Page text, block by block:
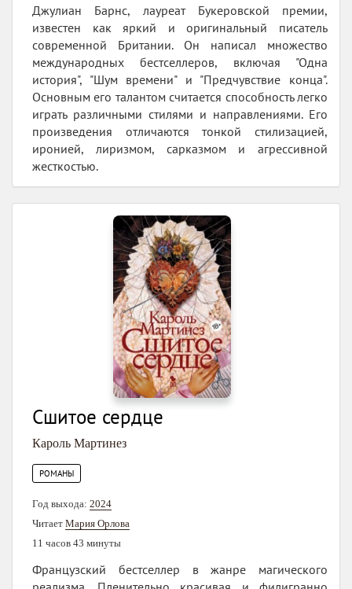
Джулиан Барнс, лауреат Букеровской премии,
известен как яркий и оригинальный писатель
современной Британии. Он написал множество
международных бестселлеров, включая "Одна
история", "Шум времени" и "Предчувствие конца".
Основным его талантом считается способность легко
играть различными стилями и направлениями. Его
произведения отличаются тонкой стилизацией,
иронией, лиризмом, сарказмом и агрессивной
жесткостью.
Сшитое сердце
Кароль Мартинез
РОМАНЫ
Год выхода: 2024
Читает Мария Орлова
11 часов 43 минуты
Французский бестселлер в жанре магического